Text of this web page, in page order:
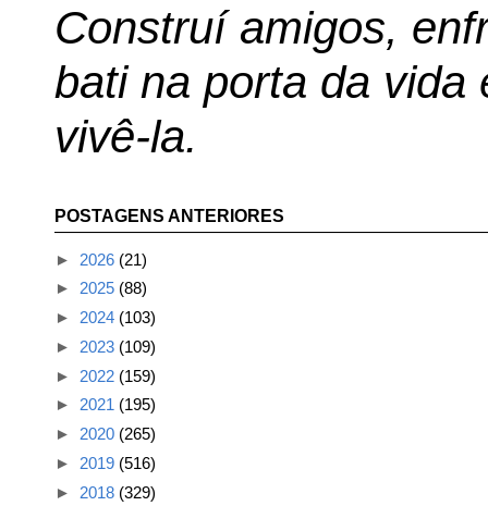
Construí amigos,
bati na porta da vida
vivê-la.
POSTAGENS ANTERIORES
► 2026 (21)
► 2025 (88)
► 2024 (103)
► 2023 (109)
► 2022 (159)
► 2021 (195)
► 2020 (265)
► 2019 (516)
► 2018 (329)